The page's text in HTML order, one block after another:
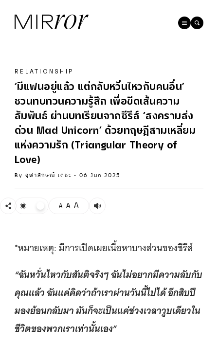
RELATIONSHIP
‘มีแฟนอยู่แล้ว แต่กลับหวั่นไหวกับคนอื่น’
ชวนทบทวนความรู้สึก เพื่อขีดเส้นความ
สัมพันธ์ ผ่านบทเรียนจากซีรีส์ ‘สงครามส่ง
ด่วน Mad Unicorn’ ด้วยทฤษฎีสามเหลี่ยม
แห่งความรัก (Triangular Theory of
Love)​​
By จุฬาลักษณ์ เดชะ • 06 Jun 2025
A A A
*หมายเหตุ: มีการเปิดเผยเนื้อหาบางส่วนของซีรีส์
“ฉันหวั่นไหวกับสันติจริงๆ ฉันไม่อยากมีความลับกับ
คุณแล้ว ฉันแค่คิดว่าถ้าเราผ่านวันนี้ไปได้ อีกสิบปี
มองย้อนกลับมา มันก็จะเป็นแค่ช่วงเวลาวูบเดียวใน
ชีวิตของพวกเราเท่านั้นเอง”